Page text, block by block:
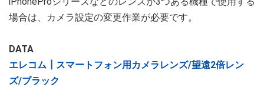
場合は、カメラ設定の変更作業が必要です。
DATA
エレコム┃スマートフォン用カメラレンズ/望遠2倍レン
ズ/ブラック